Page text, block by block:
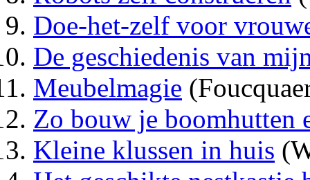
Doe-het-zelf voor
De geschiedenis van
Meubelmagie
Zo bouw je boomhutten
Kleine klussen in huis